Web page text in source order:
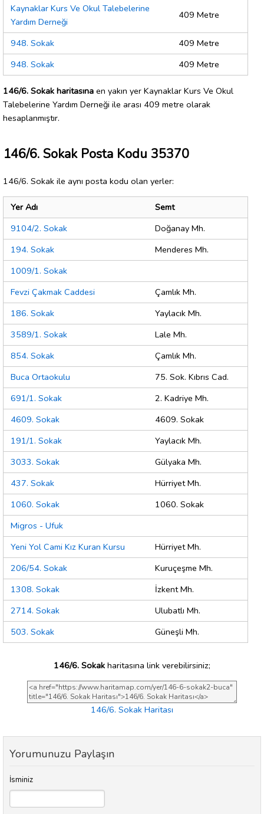
Kaynaklar Kurs Ve Okul Talebelerine
Yardım Derneği
409 Metre
948. Sokak
409 Metre
948. Sokak
409 Metre
146/6. Sokak haritasına en yakın yer Kaynaklar Kurs Ve Okul
Talebelerine Yardım Derneği ile arası 409 metre olarak
hesaplanmıştır.
146/6. Sokak Posta Kodu 35370
146/6. Sokak ile aynı posta kodu olan yerler:
Yer Adı
Semt
9104/2. Sokak
Doğanay Mh.
194. Sokak
Menderes Mh.
1009/1. Sokak
Fevzi Çakmak Caddesi
Çamlık Mh.
186. Sokak
Yaylacık Mh.
3589/1. Sokak
Lale Mh.
854. Sokak
Çamlık Mh.
Buca Ortaokulu
75. Sok. Kıbrıs Cad.
691/1. Sokak
2. Kadriye Mh.
4609. Sokak
4609. Sokak
191/1. Sokak
Yaylacık Mh.
3033. Sokak
Gülyaka Mh.
437. Sokak
Hürriyet Mh.
1060. Sokak
1060. Sokak
Migros - Ufuk
Yeni Yol Cami Kız Kuran Kursu
Hürriyet Mh.
206/54. Sokak
Kuruçeşme Mh.
1308. Sokak
İzkent Mh.
2714. Sokak
Ulubatlı Mh.
503. Sokak
Güneşli Mh.
146/6. Sokak haritasına link verebilirsiniz;
146/6. Sokak Haritası
Yorumunuzu Paylaşın
İsminiz